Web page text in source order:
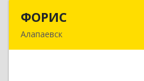
ФОРИС
Алапаевск